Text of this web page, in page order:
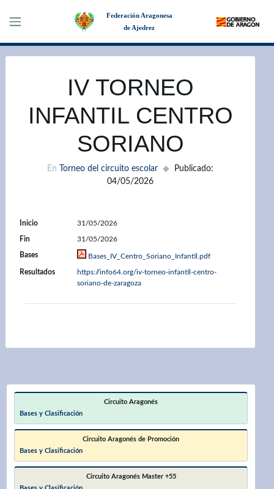
Federación Aragonesa
de Ajedrez
IV TORNEO
INFANTIL CENTRO
SORIANO
En Torneo del circuito escolar
Publicado:
04/05/2026
Inicio 31/05/2026
Fin 31/05/2026
Bases Bases_IV_Centro_Soriano_Infantil.pdf
Resultados
https://info64.org/iv-torneo-infantil-centro-
soriano-de-zaragoza
Circuito Aragonés
Bases y Clasificación
Circuito Aragonés de Promoción
Bases y Clasificación
Circuito Aragonés Master +55